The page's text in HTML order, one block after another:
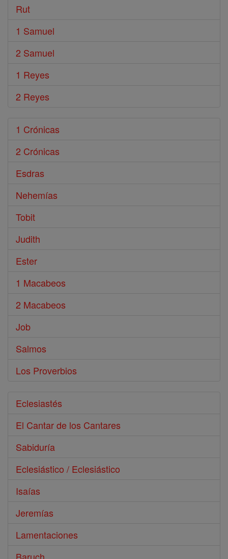
Rut
1 Samuel
2 Samuel
1 Reyes
2 Reyes
1 Crónicas
2 Crónicas
Esdras
Nehemías
Tobit
Judith
Ester
1 Macabeos
2 Macabeos
Job
Salmos
Los Proverbios
Eclesiastés
El Cantar de los Cantares
Sabiduría
Eclesiástico / Eclesiástico
Isaías
Jeremías
Lamentaciones